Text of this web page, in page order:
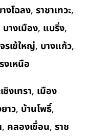
งโฉลง, ราชาเทวะ,
บางเมือง, แบริ่ง,
รเข้ใหญ่, บางแก้ว,
งเหนือ
ชิงเทรา, เมือง
าว, บ้านโพธิ์,
, คลองเขื่อน, ราช